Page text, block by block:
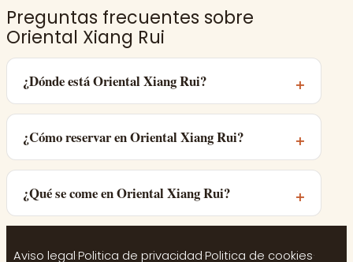
Preguntas frecuentes sobre
Oriental Xiang Rui
¿Dónde está Oriental Xiang Rui?
¿Cómo reservar en Oriental Xiang Rui?
¿Qué se come en Oriental Xiang Rui?
Aviso legal·Politica de privacidad·Politica de cookies·